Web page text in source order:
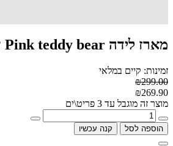
מארז לידה Pink teddy bear דובי ורוד אוהב
זמינות: קיים במלאי
₪299.00
₪269.90
מוצר זה מוגבל עד 3 פריט\ים
הוספה לסל קנה עכשיו